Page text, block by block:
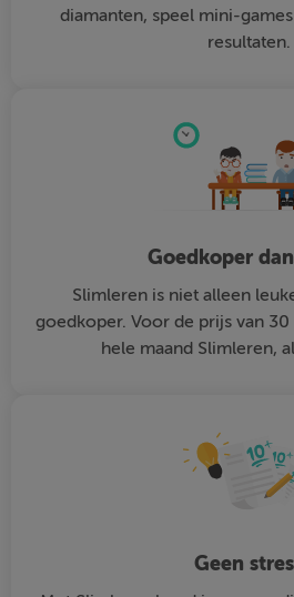
diamanten, speel mini-
resultaten.
Goedkoper
Slimleren is niet alleen
goedkoper. Voor de prijs van
hele maand Slimleren,
Geen